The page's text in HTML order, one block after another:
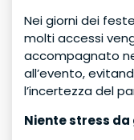
Nei giorni dei
molti accessi
accompagnato
all’evento,
l’incertezza del
Niente stress